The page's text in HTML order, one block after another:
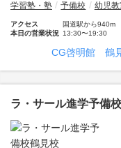
学習塾・塾 予備校 幼児教
アクセス
国道駅から940m
本日の営業状況 13:30〜19:30
CG啓明館 鶴
ラ・サール進学予備